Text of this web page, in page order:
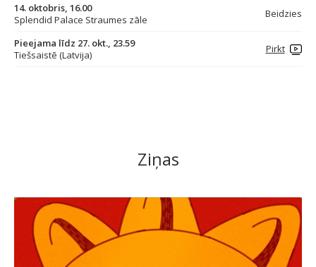
14. oktobris, 16.00
Splendid Palace Straumes zāle
Beidzies
Pieejama līdz 27. okt., 23.59
Tiešsaistē (Latvija)
Pirkt
Ziņas